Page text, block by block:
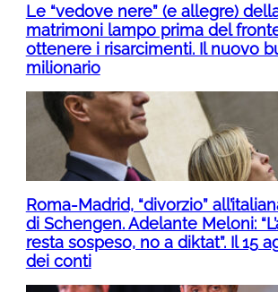
Le “vedove nere” (e allegre)
matrimoni lampo prima del
ottenere i risarcimenti. Il nuovo
milionario
Roma-Madrid, “divorzio”
di Schengen. Adelante Meloni:
resta sospeso, no a diktat”. Il 15
dei conti